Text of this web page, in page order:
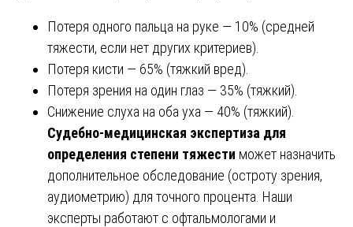
Потеря одного пальца на руке — 10% (средней
тяжести, если нет других критериев).
Потеря кисти — 65% (тяжкий вред).
Потеря зрения на один глаз — 35% (тяжкий).
Снижение слуха на оба уха — 40% (тяжкий).
Судебно-медицинская экспертиза для
определения степени тяжести может назначить
дополнительное обследование (остроту зрения,
аудиометрию) для точного процента. Наши
эксперты работают с офтальмологами и